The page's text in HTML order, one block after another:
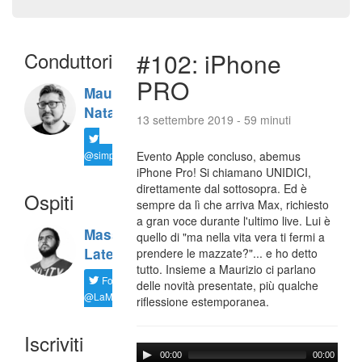
Conduttori
Maurizio
Natali
@simplemal
Ospiti
Massimiliano
Latella
Follow
@LaMaxImages
Iscriviti
#102: iPhone
PRO
13 settembre 2019 - 59 minuti
Evento Apple concluso, abemus
iPhone Pro! Si chiamano UNIDICI,
direttamente dal sottosopra. Ed è
sempre da lì che arriva Max, richiesto
a gran voce durante l'ultimo live. Lui è
quello di "ma nella vita vera ti fermi a
prendere le mazzate?"... e ho detto
tutto. Insieme a Maurizio ci parlano
delle novità presentate, più qualche
riflessione estemporanea.
00:00 00:00